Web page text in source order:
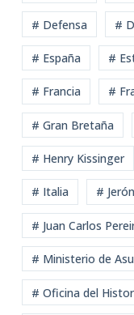
# Defensa #
# España #
# Francia #
# Gran Bretaña
# Henry Kissinger
# Italia #
# Juan Carlos
# Ministerio de
# Oficina del